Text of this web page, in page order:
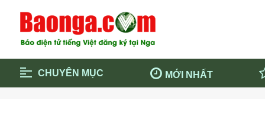
CHUYÊN MỤC MỚI NHẤT